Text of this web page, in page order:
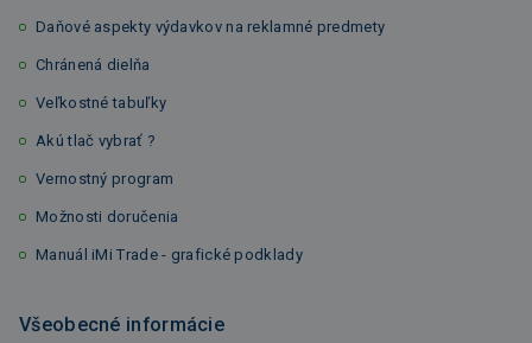
Daňové aspekty výdavkov na reklamné predmety
Chránená dielňa
Veľkostné tabuľky
Akú tlač vybrať ?
Vernostný program
Možnosti doručenia
Manuál iMi Trade - grafické podklady
Všeobecné informácie